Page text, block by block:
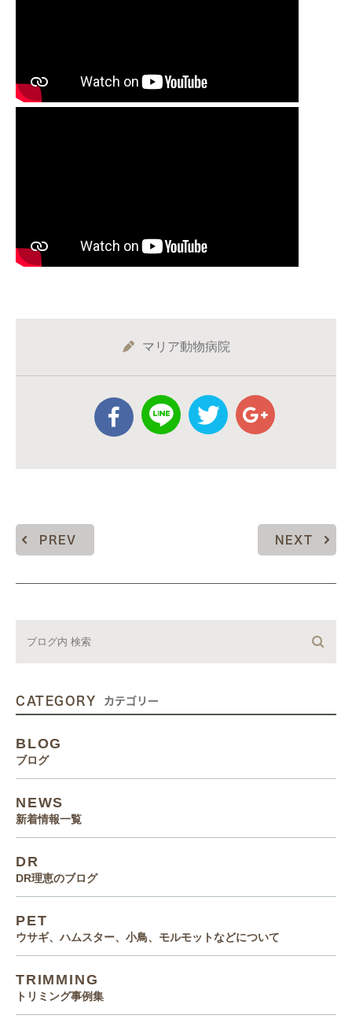
マリア動物病院
PREV NEXT
CATEGORY カテゴリー
BLOG
ブログ
NEWS
新着情報一覧
DR
DR理恵のブログ
PET
ウサギ、ハムスター、小鳥、モルモットなどについて
TRIMMING
トリミング事例集